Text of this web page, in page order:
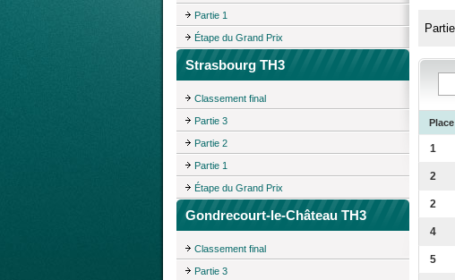
Partie 1
Étape du Grand Prix
Strasbourg TH3
Classement final
Partie 3
Partie 2
Partie 1
Étape du Grand Prix
Gondrecourt-le-Château TH3
Classement final
Partie 3
Place
1
2
2
4
5